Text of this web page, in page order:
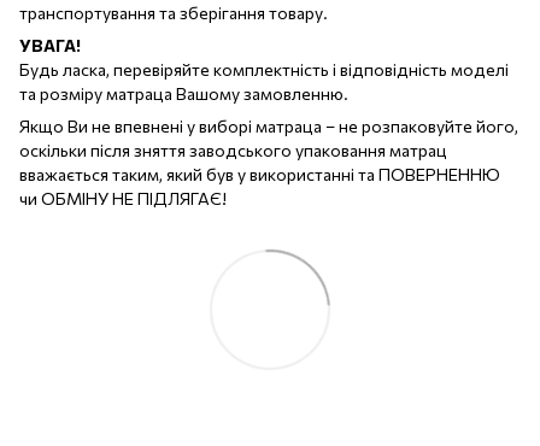
транспортування та зберігання товару.
УВАГА!
Будь ласка, перевіряйте комплектність і відповідність моделі
та розміру матраца Вашому замовленню.
Якщо Ви не впевнені у виборі матраца – не розпаковуйте його,
оскільки після зняття заводського упаковання матрац
вважається таким, який був у використанні та ПОВЕРНЕННЮ
чи ОБМІНУ НЕ ПІДЛЯГАЄ!